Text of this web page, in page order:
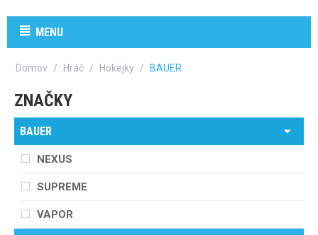
MENU
Domov / Hráč / Hokejky / BAUER
ZNAČKY
BAUER
NEXUS
SUPREME
VAPOR